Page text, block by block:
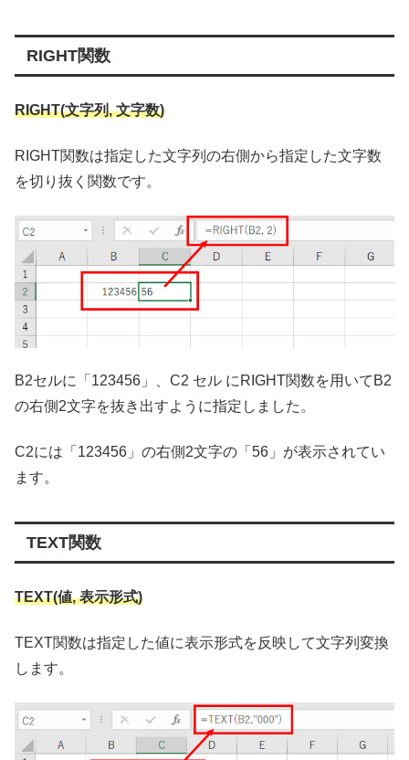
RIGHT関数
RIGHT(文字列, 文字数)
RIGHT関数は指定した文字列の右側から指定した文字数
を切り抜く関数です。
B2セルに「123456」、C2 セル にRIGHT関数を用いてB2
の右側2文字を抜き出すように指定しました。
C2には「123456」の右側2文字の「56」が表示されてい
ます。
TEXT関数
TEXT(値, 表示形式)
TEXT関数は指定した値に表示形式を反映して文字列変換
します。